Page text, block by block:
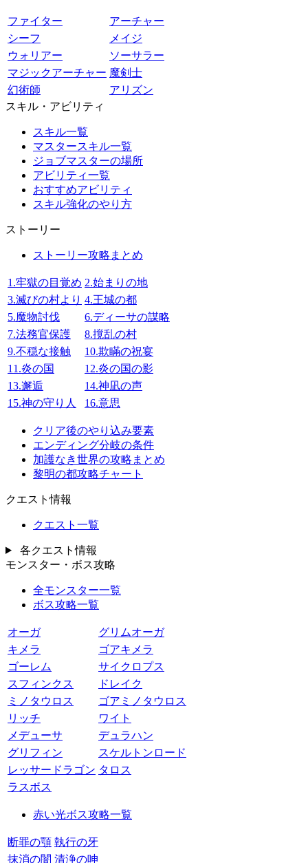
ファイター
アーチャー
シーフ
メイジ
ウォリアー
ソーサラー
マジックアーチャー 魔剣士
幻術師
アリズン
スキル・アビリティ
スキル一覧
マスタースキル一覧
ジョブマスターの場所
アビリティ一覧
おすすめアビリティ
スキル強化のやり方
ストーリー
ストーリー攻略まとめ
1.牢獄の目覚め 2.始まりの地
3.滅びの村より 4.王城の都
5.魔物討伐
6.ディーサの謀略
7.法務官保護
8.撹乱の村
9.不穏な接触
10.欺瞞の祝宴
11.炎の国
12.炎の国の影
13.邂逅
14.神凪の声
15.神の守り人
16.意思
クリア後のやり込み要素
エンディング分岐の条件
加護なき世界の攻略まとめ
黎明の都攻略チャート
クエスト情報
クエスト一覧
各クエスト情報
モンスター・ボス攻略
全モンスター一覧
ボス攻略一覧
オーガ
グリムオーガ
キメラ
ゴアキメラ
ゴーレム
サイクロプス
スフィンクス
ドレイク
ミノタウロス
ゴアミノタウロス
リッチ
ワイト
メデューサ
デュラハン
グリフィン
スケルトンロード
レッサードラゴン タロス
ラスボス
赤い光ボス攻略一覧
断罪の顎 執行の牙
抹消の闇 清浄の呻